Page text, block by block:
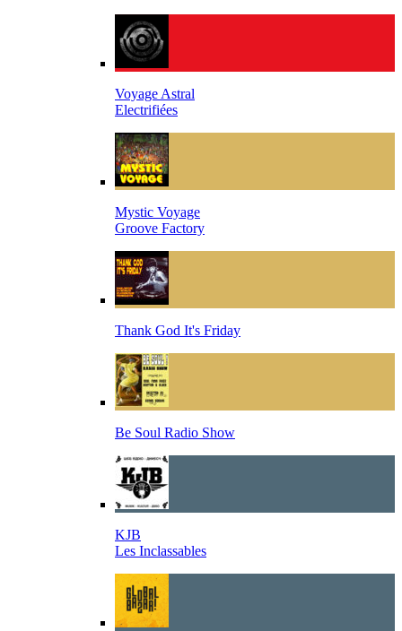
Voyage Astral
Electrifiées
Mystic Voyage
Groove Factory
Thank God It's Friday
Be Soul Radio Show
KJB
Les Inclassables